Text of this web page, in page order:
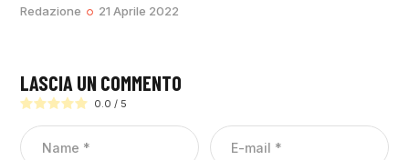
Redazione 21 Aprile 2022
LASCIA UN COMMENTO
0.0 / 5